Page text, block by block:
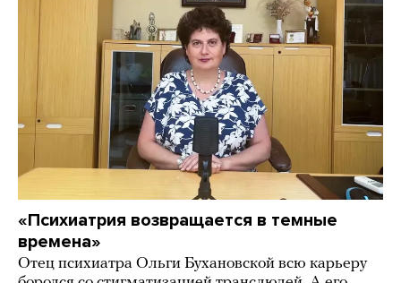
«Психиатрия возвращается в темные
времена»
Отец психиатра Ольги Бухановской всю карьеру